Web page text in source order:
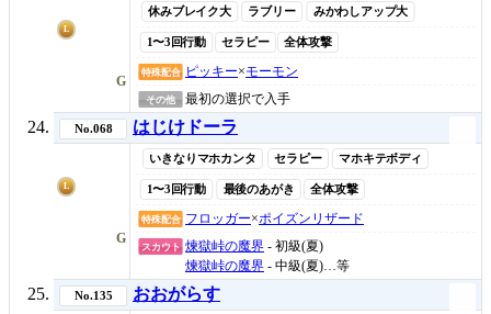
L
G
休みブレイク大 ラブリー みかわしアップ大
1〜3回行動 セラピー 全体攻撃
特殊配合 ピッキー×モーモン
その他 最初の選択で入手
No.068 はじけドーラ
L
G
いきなりマホカンタ セラピー マホキテボディ
1〜3回行動 最後のあがき 全体攻撃
特殊配合 フロッガー×ポイズンリザード
スカウト 煉獄峠の魔界 - 初級(夏)
煉獄峠の魔界 - 中級(夏)…等
No.135 おおがらす